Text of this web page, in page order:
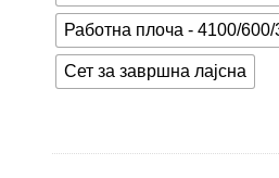
Работна плоча - 4100/600/
Сет за завршна лајсна